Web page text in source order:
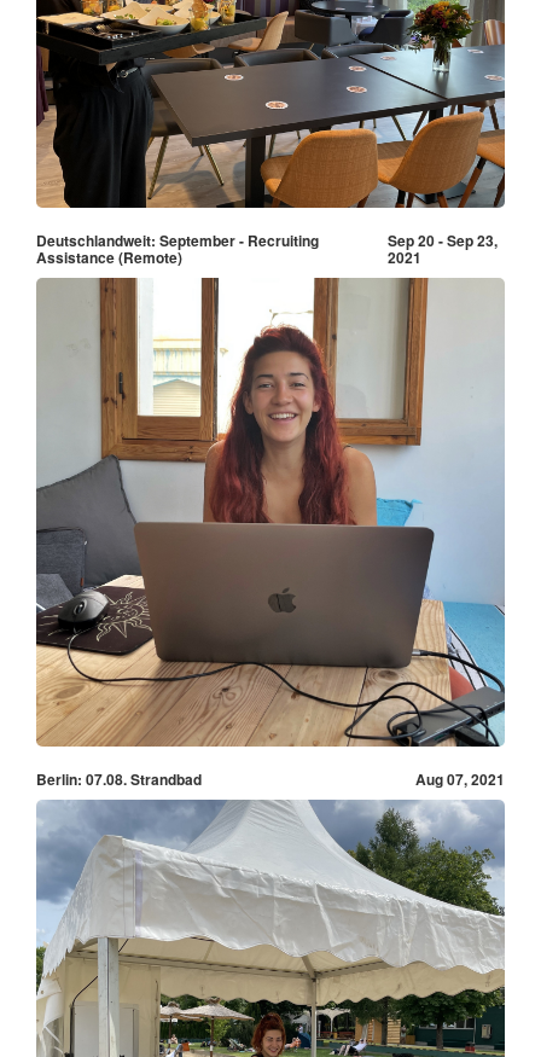
Deutschlandweit: September - Recruiting
Assistance (Remote)
Sep 20 - Sep 23,
2021
Berlin: 07.08. Strandbad Aug 07, 2021